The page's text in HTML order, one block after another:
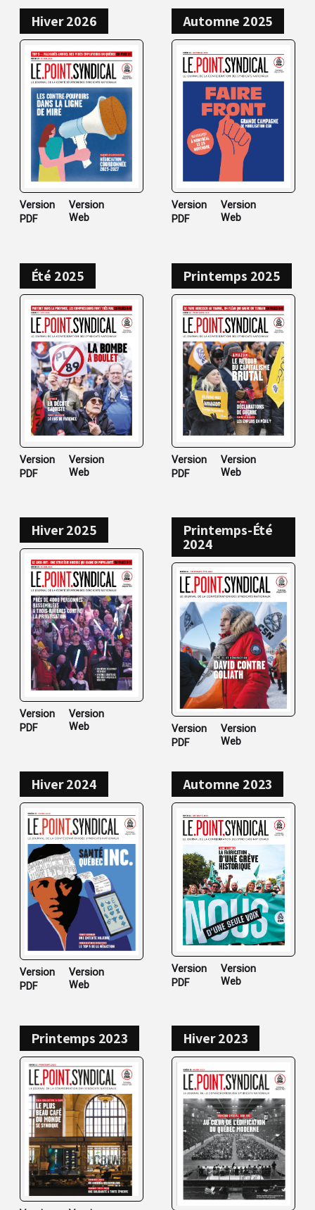
Hiver 2026
Version
PDF
Version
Web
Automne 2025
Version
PDF
Version
Web
Été 2025
Version
PDF
Version
Web
Printemps 2025
Version
PDF
Version
Web
Hiver 2025
Version
PDF
Version
Web
Printemps-Été
2024
Version
PDF
Version
Web
Hiver 2024
Version
PDF
Version
Web
Automne 2023
Version
PDF
Version
Web
Printemps 2023 Hiver 2023